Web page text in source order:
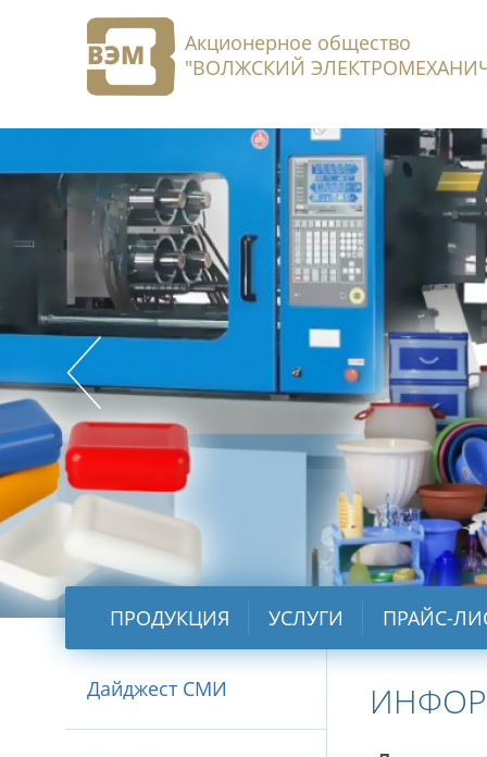
Акционерное общество
"ВОЛЖСКИЙ
ПРОДУКЦИЯ УСЛУГИ ПРАЙС-
Дайджест СМИ